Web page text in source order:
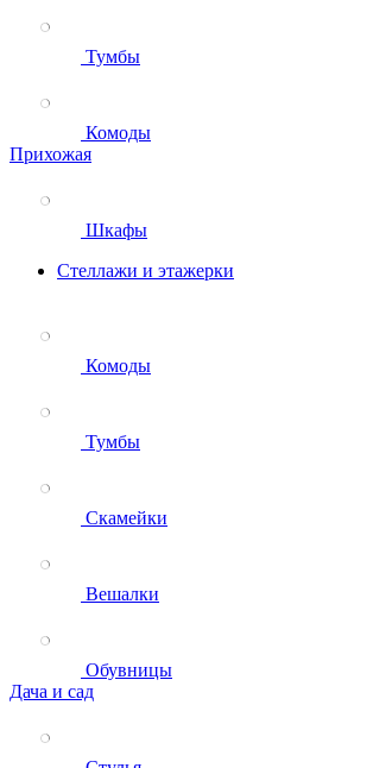
Тумбы
Комоды
Прихожая
Шкафы
Стеллажи и этажерки
Комоды
Тумбы
Скамейки
Вешалки
Обувницы
Дача и сад